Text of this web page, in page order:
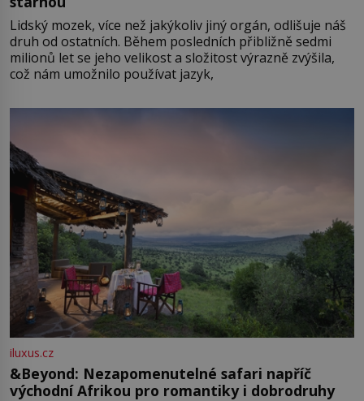
Lidský mozek, více než jakýkoliv jiný orgán, odlišuje náš
druh od ostatních. Během posledních přibližně sedmi
milionů let se jeho velikost a složitost výrazně zvýšila,
což nám umožnilo používat jazyk,
iluxus.cz
&Beyond: Nezapomenutelné safari napříč
východní Afrikou pro romantiky i dobrodruhy